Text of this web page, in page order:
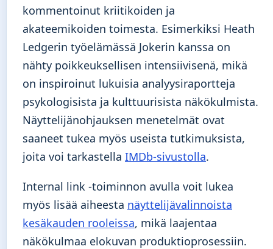
kommentoinut kriitikoiden ja
akateemikoiden toimesta. Esimerkiksi Heath
Ledgerin työelämässä Jokerin kanssa on
nähty poikkeuksellisen intensiivisenä, mikä
on inspiroinut lukuisia analyysiraportteja
psykologisista ja kulttuurisista näkökulmista.
Näyttelijänohjauksen menetelmät ovat
saaneet tukea myös useista tutkimuksista,
joita voi tarkastella IMDb-sivustolla.
Internal link -toiminnon avulla voit lukea
myös lisää aiheesta näyttelijävalinnoista
kesäkauden rooleissa, mikä laajentaa
näkökulmaa elokuvan produktioprosessiin.